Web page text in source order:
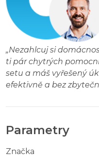
„Nezahlcuj si
ti pár chytrých
setu a máš vyřešený
efektivně a bez
Parametry
Značka